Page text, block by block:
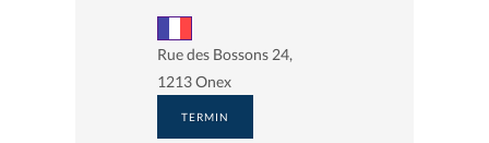
Rue des Bossons 24,
1213 Onex
TERMIN